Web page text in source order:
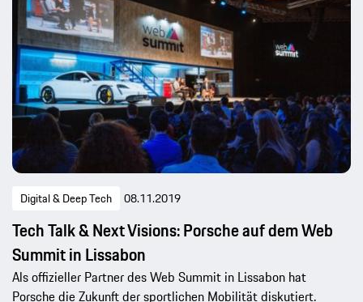
Digital & Deep Tech 08.11.2019
Tech Talk & Next Visions: Porsche auf dem Web
Summit in Lissabon
Als offizieller Partner des Web Summit in Lissabon hat
Porsche die Zukunft der sportlichen Mobilität diskutiert.